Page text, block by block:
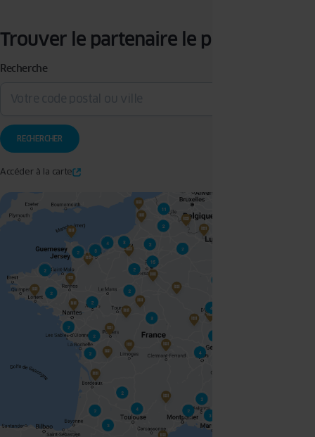
Trouver le partenaire le plus proche
Recherche
Accéder à la carte